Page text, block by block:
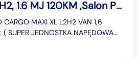
Fiat Doblo XL L2H2, 1.6 MJ 120KM ,Salon PL,I WŁ, grzane fotele, F.VAT23,leasin
CARGO MAXI XL L2H2 VAN 1,6
( SUPER JEDNOSTKA NAPĘDOWA